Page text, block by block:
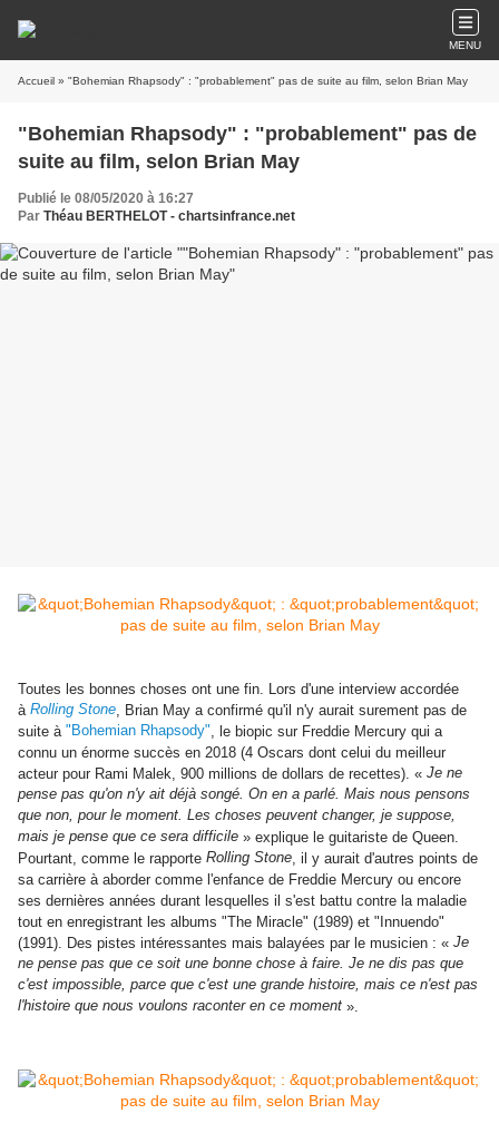
MENU
Accueil » "Bohemian Rhapsody" : "probablement" pas de suite au film, selon Brian May
"Bohemian Rhapsody" : "probablement" pas de
suite au film, selon Brian May
Publié le 08/05/2020 à 16:27
Par Théau BERTHELOT - chartsinfrance.net
Toutes les bonnes choses ont une fin. Lors d'une interview accordée
à Rolling Stone, Brian May a confirmé qu'il n'y aurait surement pas de
suite à "Bohemian Rhapsody", le biopic sur Freddie Mercury qui a
connu un énorme succès en 2018 (4 Oscars dont celui du meilleur
acteur pour Rami Malek, 900 millions de dollars de recettes). « Je ne
pense pas qu'on n'y ait déjà songé. On en a parlé. Mais nous pensons
que non, pour le moment. Les choses peuvent changer, je suppose,
mais je pense que ce sera difficile » explique le guitariste de Queen.
Pourtant, comme le rapporte Rolling Stone, il y aurait d'autres points de
sa carrière à aborder comme l'enfance de Freddie Mercury ou encore
ses dernières années durant lesquelles il s'est battu contre la maladie
tout en enregistrant les albums "The Miracle" (1989) et "Innuendo"
(1991). Des pistes intéressantes mais balayées par le musicien : « Je
ne pense pas que ce soit une bonne chose à faire. Je ne dis pas que
c'est impossible, parce que c'est une grande histoire, mais ce n'est pas
l'histoire que nous voulons raconter en ce moment ».